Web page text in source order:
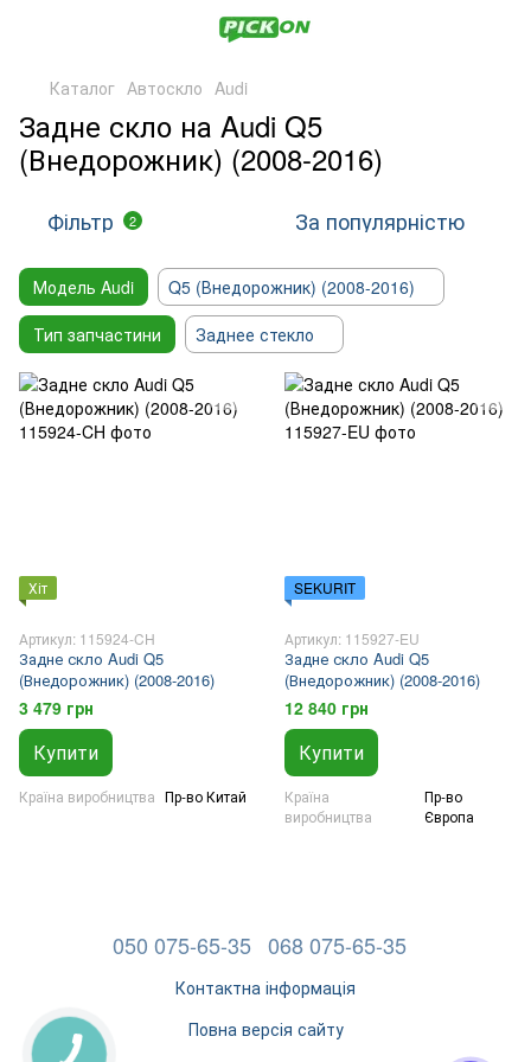
Каталог Автоскло Audi
Задне скло на Audi Q5
(Внедорожник) (2008-2016)
Фільтр 2 За популярністю
Модель Audi
Q5 (Внедорожник) (2008-2016)
Тип запчастини
Заднее стекло
Хіт
Артикул: 115924-CH
Задне скло Audi Q5
(Внедорожник) (2008-2016)
3 479 грн
Купити
Країна виробництва Пр-во Китай
SEKURIT
Артикул: 115927-EU
Задне скло Audi Q5
(Внедорожник) (2008-2016)
12 840 грн
Купити
Країна
виробництва
Пр-во
Європа
050 075-65-35 068 075-65-35
Контактна інформація
Повна версія сайту